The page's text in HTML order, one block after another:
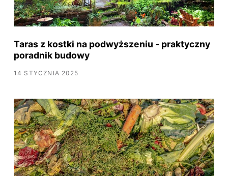
Taras z kostki na podwyższeniu - praktyczny
poradnik budowy
14 STYCZNIA 2025